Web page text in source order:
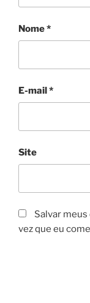
Nome*
E-mail*
Site
Salvar
vez que eu